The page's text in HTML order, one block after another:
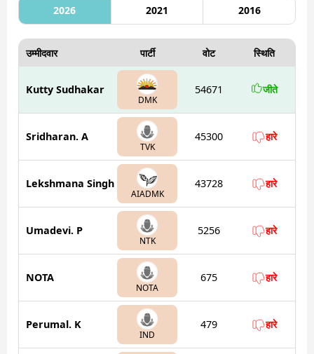
2026 2021 2016
उम्मीदवार पार्टी वोट स्थिति
Kutty Sudhakar
DMK
54671 जीते
Sridharan. A
TVK
45300 हारे
Lekshmana Singh
AIADMK
43728 हारे
Umadevi. P
NTK
5256 हारे
NOTA
NOTA
675 हारे
Perumal. K
IND
479 हारे